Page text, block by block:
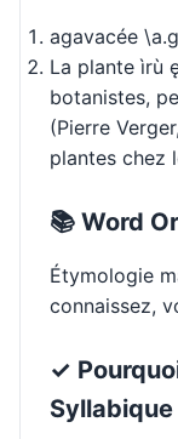
agavacée
La plante ìrù
botanistes,
(Pierre
plantes chez
📚 Word
Étymologie
connaissez,
✓
Syllabique